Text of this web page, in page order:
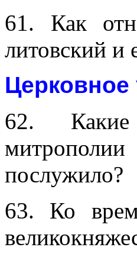
61. Как
литовский и
Церковное
62. Какие
послужило?
63. Ко